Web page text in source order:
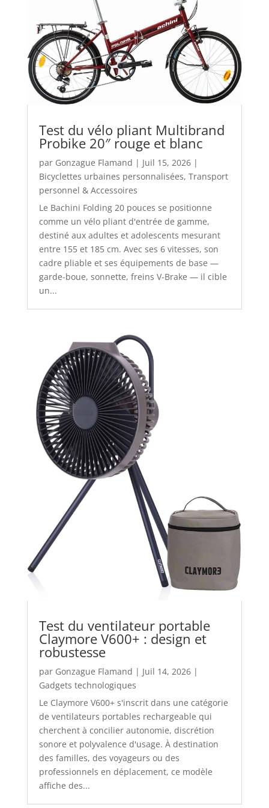
Test du vélo pliant Multibrand
Probike 20″ rouge et blanc
par Gonzague Flamand | Juil 15, 2026|
Bicyclettes urbaines personnalisées, Transport
personnel & Accessoires
Le Bachini Folding 20 pouces se positionne
comme un vélo pliant d'entrée de gamme,
destiné aux adultes et adolescents mesurant
entre 155 et 185 cm. Avec ses 6 vitesses, son
cadre pliable et ses équipements de base —
garde-boue, sonnette, freins V-Brake — il cible
un...
Test du ventilateur portable
Claymore V600+ : design et
robustesse
par Gonzague Flamand | Juil 14, 2026|
Gadgets technologiques
Le Claymore V600+ s'inscrit dans une catégorie
de ventilateurs portables rechargeable qui
cherchent à concilier autonomie, discrétion
sonore et polyvalence d'usage. À destination
des familles, des voyageurs ou des
professionnels en déplacement, ce modèle
affiche des...